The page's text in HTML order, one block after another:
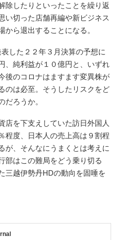
除したりといったことを繰り返
い切った店舗再編や新ビジネス
ら退出することになる。
した２２年３月決算の予想に
、純利益が１０億円と、いずれ
後のコロナはますます変異株が
のは必至。そうしたリスクをど
だろうか。
を下支えしていた訪日外国人
程度、日本人の売上高は９割程
が、そんなにうまくとは考えに
部はこの難局をどう乗り切る
三越伊勢丹HDの動向を固唾を